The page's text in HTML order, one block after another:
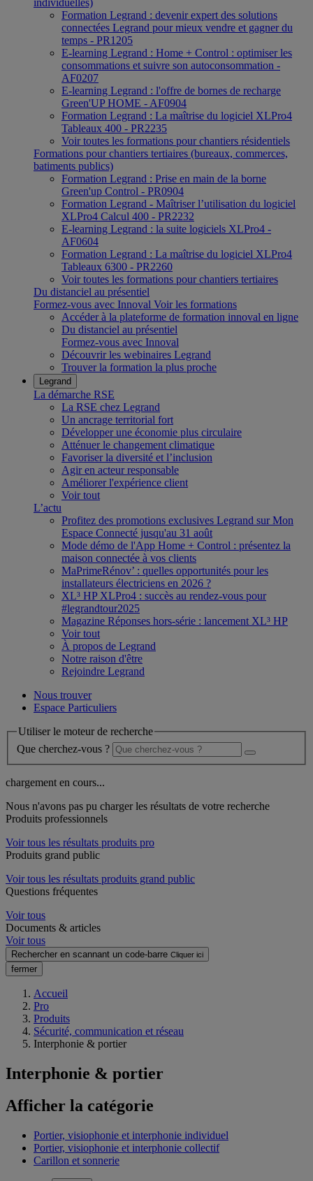
individuelles)
Formation Legrand : devenir expert des solutions
connectées Legrand pour mieux vendre et gagner du
temps - PR1205
E-learning Legrand : Home + Control : optimiser les
consommations et suivre son autoconsommation -
AF0207
E-learning Legrand : l'offre de bornes de recharge
Green'UP HOME - AF0904
Formation Legrand : La maîtrise du logiciel XLPro4
Tableaux 400 - PR2235
Voir toutes les formations pour chantiers résidentiels
Formations pour chantiers tertiaires (bureaux, commerces,
batiments publics)
Formation Legrand : Prise en main de la borne
Green'up Control - PR0904
Formation Legrand - Maîtriser l’utilisation du logiciel
XLPro4 Calcul 400 - PR2232
E-learning Legrand : la suite logiciels XLPro4 -
AF0604
Formation Legrand : La maîtrise du logiciel XLPro4
Tableaux 6300 - PR2260
Voir toutes les formations pour chantiers tertiaires
Du distanciel au présentiel
Formez-vous avec Innoval Voir les formations
Accéder à la plateforme de formation innoval en ligne
Du distanciel au présentiel
Formez-vous avec Innoval
Découvrir les webinaires Legrand
Trouver la formation la plus proche
Legrand
La démarche RSE
La RSE chez Legrand
Un ancrage territorial fort
Développer une économie plus circulaire
Atténuer le changement climatique
Favoriser la diversité et l’inclusion
Agir en acteur responsable
Améliorer l'expérience client
Voir tout
L’actu
Profitez des promotions exclusives Legrand sur Mon
Espace Connecté jusqu'au 31 août
Mode démo de l'App Home + Control : présentez la
maison connectée à vos clients
MaPrimeRénov’ : quelles opportunités pour les
installateurs électriciens en 2026 ?
XL³ HP XLPro4 : succès au rendez-vous pour
#legrandtour2025
Magazine Réponses hors-série : lancement XL³ HP
Voir tout
À propos de Legrand
Notre raison d'être
Rejoindre Legrand
Nous trouver
Espace Particuliers
Utiliser le moteur de recherche
Que cherchez-vous ?
chargement en cours...
Nous n'avons pas pu charger les résultats de votre recherche
Produits professionnels
Voir tous les résultats produits pro
Produits grand public
Voir tous les résultats produits grand public
Questions fréquentes
Voir tous
Documents & articles
Voir tous
Rechercher en scannant un code-barre Cliquer ici
fermer
Accueil
Pro
Produits
Sécurité, communication et réseau
Interphonie & portier
Interphonie & portier
Afficher la catégorie
Portier, visiophonie et interphonie individuel
Portier, visiophonie et interphonie collectif
Carillon et sonnerie